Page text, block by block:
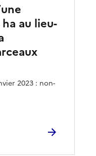
au lieu-
2023 : non-